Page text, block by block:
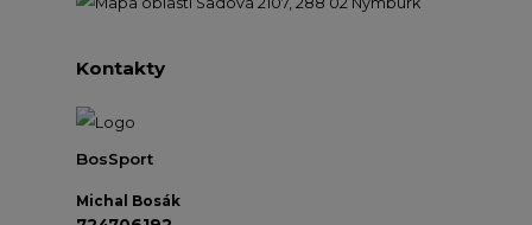
Kontakty
BosSport
Michal Bosák